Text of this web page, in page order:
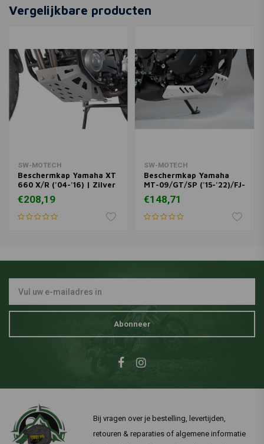
Vergelijkbare producten
SW-MOTECH
Beschermkap Yamaha XT
660 X/R ('04-'16) | Zilver
€208,19
SW-MOTECH
Beschermkap Yamaha
MT-09/GT/SP ('15-'22)/FJ-
09 850 ('17-'19)/MXT
850/GT ('18-'22)/XSR 900
('16-'21 ) | Zilver
€148,71
Abonneer
Bij vragen over je bestelling, levertijden,
retouren & reparaties of algemene informatie